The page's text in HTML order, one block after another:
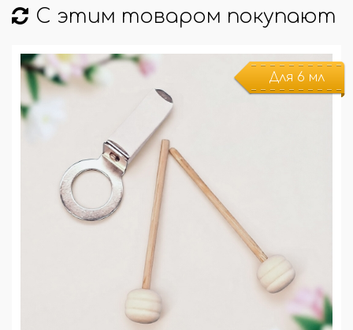
С этим товаром покупают
Для 6 мл